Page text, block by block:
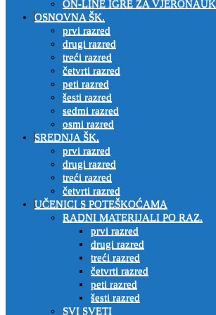
ON-LINE IGRE ZA VJERONAUK
OSNOVNA ŠK.
prvi razred
drugi razred
treći razred
četvrti razred
peti razred
šesti razred
sedmi razred
osmi razred
SREDNJA ŠK.
prvi razred
drugi razred
treći razred
četvrti razred
UČENICI S POTEŠKOĆAMA
RADNI MATERIJALI PO RAZ.
prvi razred
drugi razred
treći razred
četvrti razred
peti razred
šesti razred
SVI SVETI